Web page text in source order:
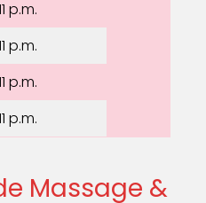
p.m.
p.m.
p.m.
p.m.
Massage &